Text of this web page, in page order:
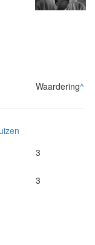
Waardering^
3
3